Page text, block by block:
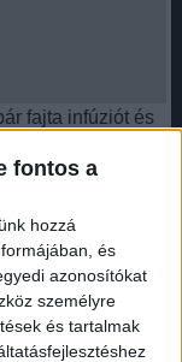
fontos a
hozzá
és
azonosítókat
személyre
és tartalmak
fajta infúziót és
Salgótarjánba a
a betegeket.
vért adni,
valamilyen
kedves volt